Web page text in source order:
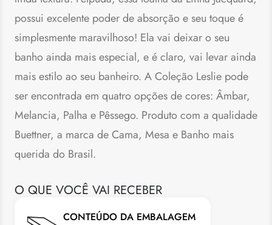
possui excelente poder de absorção e seu toque é
simplesmente maravilhoso! Ela vai deixar o seu
banho ainda mais especial, e é claro, vai levar ainda
mais estilo ao seu banheiro. A Coleção Leslie pode
ser encontrada em quatro opções de cores: Âmbar,
Melancia, Palha e Pêssego. Produto com a qualidade
Buettner, a marca de Cama, Mesa e Banho mais
querida do Brasil.
O QUE VOCÊ VAI RECEBER
CONTEÚDO DA EMBALAGEM